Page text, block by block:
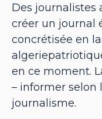
Des journalistes
créer un journal
concrétisée en
en ce moment.
– informer selon
journalisme.